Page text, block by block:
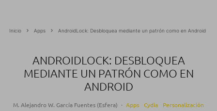
Inicio Apps AndroidLock: Desbloquea mediante un patrón como en Android
ANDROIDLOCK: DESBLOQUEA
MEDIANTE UN PATRÓN COMO EN
ANDROID
M. Alejandro W. García Fuentes (Esfera) · Apps Cydia
Personalización